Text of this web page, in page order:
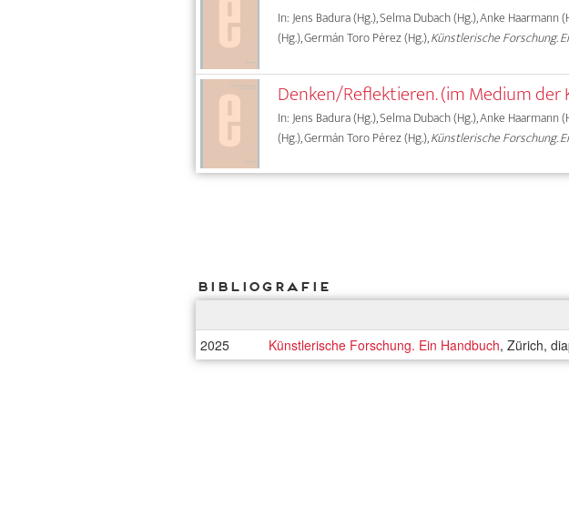
In: Jens Badura (Hg.), Selma Dubach (Hg.), Anke
(Hg.), Germán Toro Pérez (Hg.),Künstlerische Forschung.
Denken/Reflektieren. (im Medium der
In: Jens Badura (Hg.), Selma Dubach (Hg.), Anke
(Hg.), Germán Toro Pérez (Hg.),Künstlerische Forschung.
Bibliografie
2025 Künstlerische Forschung. Ein Handbuch, Zürich,